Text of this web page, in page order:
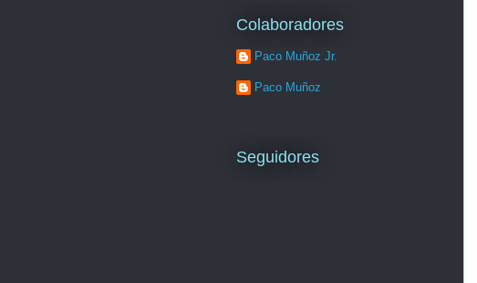
Colaboradores
Paco Muñoz Jr.
Paco Muñoz
Seguidores